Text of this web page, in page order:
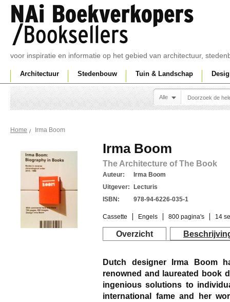
voor inspiratie en informatie op het gebied van architectuur,
Architectuur Stedenbouw Tuin & Landschap
Alle
Home Irma Boom
Irma Boom
The Architecture of The Book
Auteur:
Irma Boom
Uitgever:
Lecturis
ISBN:
978-94-6226-035-1
Cassette Engels 800 pagina's 14
Overzicht
Dutch designer Irma Boom
renowned and laureated book
ingenious solutions to
international fame and her